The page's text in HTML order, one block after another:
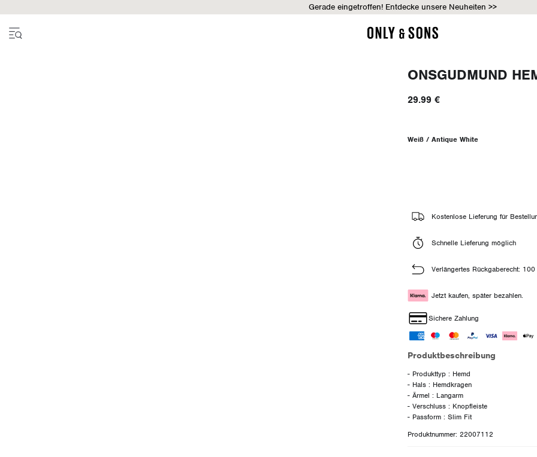
Gerade eingetroffen! Entdecke unsere Neuheiten >>
ONSGUDMUND
29.99 €
Weiß / Antique White
Kostenlose Lieferung für
Schnelle Lieferung möglich
Verlängertes Rückgaberecht: 100
Jetzt kaufen, später bezahlen.
Sichere Zahlung
Produktbeschreibung
- Produkttyp : Hemd
- Hals : Hemdkragen
- Ärmel : Langarm
- Verschluss : Knopfleiste
- Passform : Slim Fit
Produktnummer: 22007112